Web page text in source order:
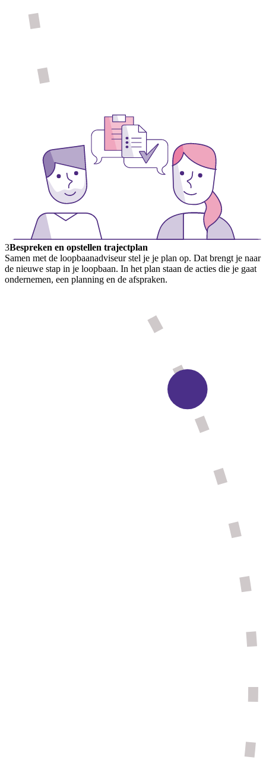
3Bespreken en opstellen trajectplan
Samen met de loopbaanadviseur stel je je plan op. Dat brengt je naar
de nieuwe stap in je loopbaan. In het plan staan de acties die je gaat
ondernemen, een planning en de afspraken.